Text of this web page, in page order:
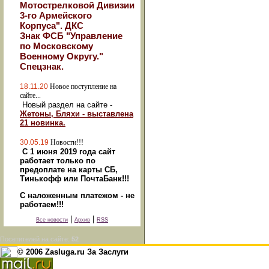
Мотострелковой Дивизии
3-го Армейского
Корпуса". ДКС
Знак ФСБ "Управление
по Московскому
Военному Округу."
Спецзнак.
18.11.20 Новое поступление на
сайте...
Новый раздел на сайте -
Жетоны, Бляхи - выставлена
21 новинка.
30.05.19 Новости!!!
С 1 июня 2019 года сайт
работает только по
предоплате на карты СБ,
Тинькофф или ПочтаБанк!!!
С наложенным платежом - не
работаем!!!
Все новости Архив RSS
Посетителей на сайте: 52
© 2006 Zasluga.ru За Заслуги